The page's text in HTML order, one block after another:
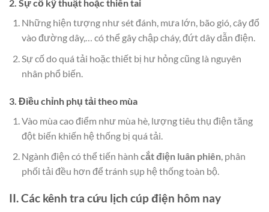
2. Sự cố kỹ thuật hoặc thiên tai
Những hiện tượng như sét đánh, mưa lớn, bão gió, cây đổ
vào đường dây,… có thể gây chập cháy, đứt dây dẫn điện.
Sự cố do quá tải hoặc thiết bị hư hỏng cũng là nguyên
nhân phổ biến.
3. Điều chỉnh phụ tải theo mùa
Vào mùa cao điểm như mùa hè, lượng tiêu thụ điện tăng
đột biến khiến hệ thống bị quá tải.
Ngành điện có thể tiến hành cắt điện luân phiên, phân
phối tải đều hơn để tránh sụp hệ thống toàn bộ.
II. Các kênh tra cứu lịch cúp điện hôm nay